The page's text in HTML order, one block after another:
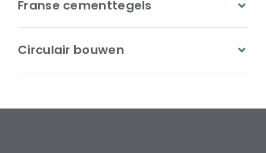
Franse cementtegels
Circulair bouwen